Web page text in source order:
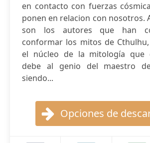
en contacto con fuerzas
ponen en relacion con nosotros.
son los autores que han
conformar los mitos de
el núcleo de la mitología que
debe al genio del maestro
siendo...
Opciones de